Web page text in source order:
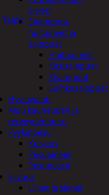
sienet
Shampoot,
hoitaineet ja
saippuat
Hoitoaineet
Käsisaippuat
Shampoot
Suihkusaippuat
Hyvinvointi
Muu kauneuden ja
terveydenhoito
Pyykinpesu
Kuivaus
Pesuaineet
Pesupussit
Siivous
Liinat ja sienet
Teipit